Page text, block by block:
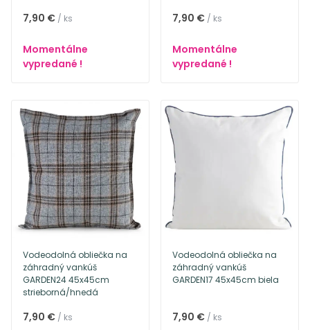
7,90 € / ks
Momentálne
vypredané !
7,90 € / ks
Momentálne
vypredané !
Vodeodolná obliečka na
záhradný vankúš
GARDEN24 45x45cm
strieborná/hnedá
7,90 € / ks
Vodeodolná obliečka na
záhradný vankúš
GARDEN17 45x45cm biela
7,90 € / ks